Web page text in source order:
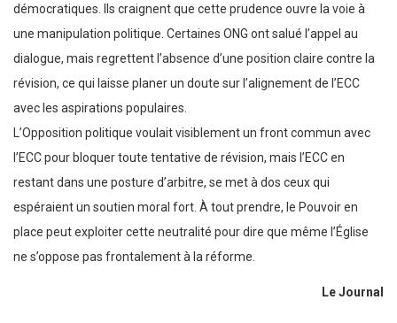
démocratiques. Ils craignent que cette prudence ouvre la voie à
une manipulation politique. Certaines ONG ont salué l’appel au
dialogue, mais regrettent l’absence d’une position claire contre la
révision, ce qui laisse planer un doute sur l’alignement de l’ECC
avec les aspirations populaires.
L’Opposition politique voulait visiblement un front commun avec
l’ECC pour bloquer toute tentative de révision, mais l’ECC en
restant dans une posture d’arbitre, se met à dos ceux qui
espéraient un soutien moral fort. À tout prendre, le Pouvoir en
place peut exploiter cette neutralité pour dire que même l’Église
ne s’oppose pas frontalement à la réforme.
Le Journal